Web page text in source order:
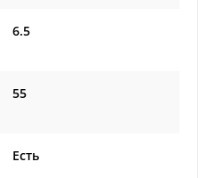
6.5
55
Есть